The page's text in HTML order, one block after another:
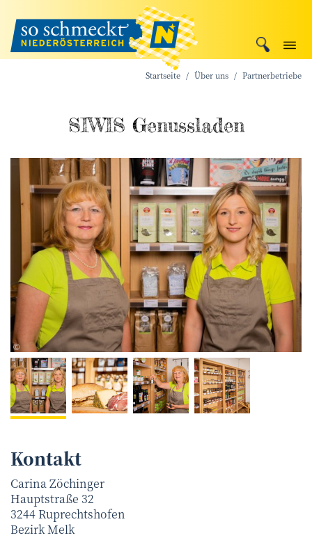
Startseite Über uns Partnerbetriebe
SIWIS Genussladen
©pomassl-fotografie.at
Kontakt
Carina Zöchinger
Hauptstraße 32
3244 Ruprechtshofen
BezirkMelk